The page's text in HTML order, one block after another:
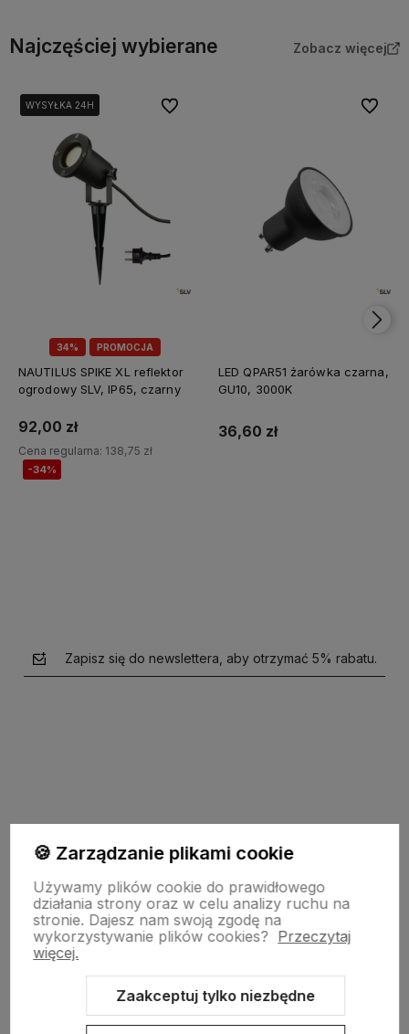
Najczęściej wybierane Zobacz więcej
34% PROMOCJA
WYSYŁKA 24H
WYSYŁKA 24H
NAUTILUS SPIKE XL reflektor
ogrodowy SLV, IP65, czarny
92,00 zł
Cena regularna: 138,75 zł
-34%
Do ulubionych
LED QPAR51 żarówka czarna,
GU10, 3000K
36,60 zł
Do
Zapisz się do newslettera, aby otrzymać 5% rabatu.
polityce prywatności
garden-lighting.pl
Obsługa klienta
🍪 Zarządzanie plikami cookie
Używamy plików cookie do prawidłowego
działania strony oraz w celu analizy ruchu na
stronie. Dajesz nam swoją zgodę na
wykorzystywanie plików cookies? Przeczytaj
więcej.
Zaakceptuj tylko niezbędne